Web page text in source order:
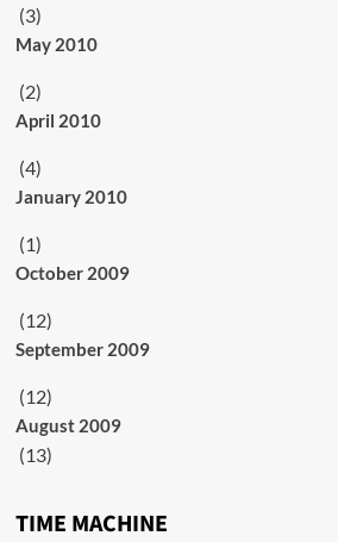
(3)
May 2010
(2)
April 2010
(4)
January 2010
(1)
October 2009
(12)
September 2009
(12)
August 2009
(13)
TIME MACHINE